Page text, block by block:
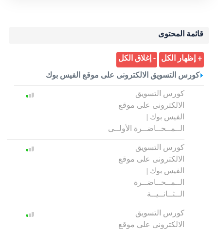
قائمة المحتوى
كورس التسويق الالكترونى على موقع الفيس بوك
كورس التسويق
الالكترونى على موقع
الفيس بوك |
الــمــحــاضــرة الأولــى
كورس التسويق
الالكترونى على موقع
الفيس بوك |
الــمــحــاضــرة
الــثــانــيــة
كورس التسويق
الالكترونى على موقع